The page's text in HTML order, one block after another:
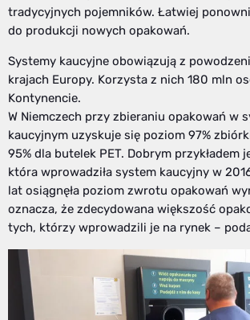
tradycyjnych pojemników. Łatwiej
do produkcji nowych opakowań.
Systemy kaucyjne obowiązują z
krajach Europy. Korzysta z nich 180 mln
Kontynencie.
W Niemczech przy zbieraniu opakowań w
kaucyjnym uzyskuje się poziom 97%
95% dla butelek PET. Dobrym przykładem
która wprowadziła system kaucyjny w
lat osiągnęła poziom zwrotu opakowań
oznacza, że zdecydowana większość
tych, którzy wprowadzili je na rynek –